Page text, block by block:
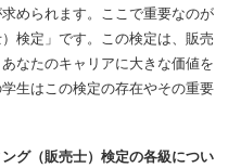
められます。ここで重要なのが
検定」です。この検定は、販売
なたのキャリアに大きな価値を
生はこの検定の存在やその重要
グ（販売士）検定の各級につい